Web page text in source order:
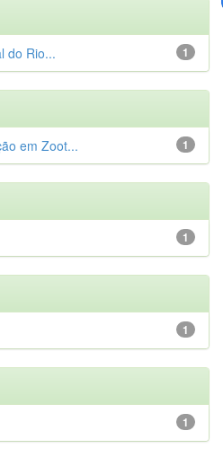
1
do Rio...
1
em Zoot...
1
1
1